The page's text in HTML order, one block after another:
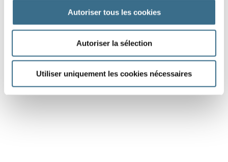
Autoriser tous les cookies
Autoriser la sélection
Utiliser uniquement les cookies nécessaires
DONE!